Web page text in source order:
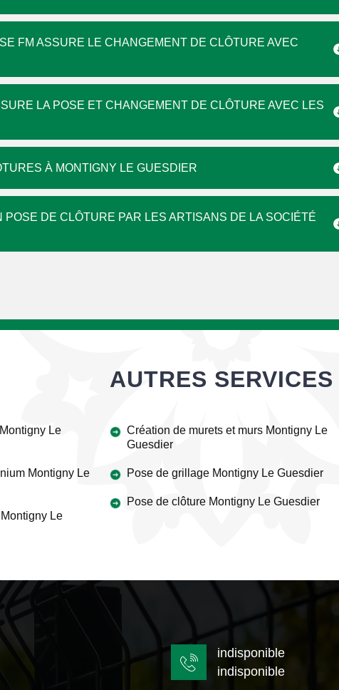
FM ASSURE LE CHANGEMENT DE CLÔTURE AVEC
LA POSE ET CHANGEMENT DE CLÔTURE AVEC LES
À MONTIGNY LE GUESDIER
DE CLÔTURE PAR LES ARTISANS DE LA SOCIÉTÉ
AUTRES SERVICES
Le
Montigny Le
Le
Création de murets et murs Montigny Le
Guesdier
Pose de grillage Montigny Le Guesdier
Pose de clôture Montigny Le Guesdier
indisponible
indisponible